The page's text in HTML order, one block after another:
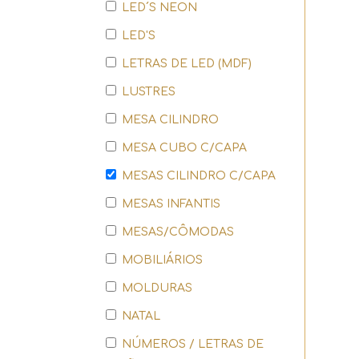
LED´S NEON
LED'S
LETRAS DE LED (MDF)
LUSTRES
MESA CILINDRO
MESA CUBO C/CAPA
MESAS CILINDRO C/CAPA
MESAS INFANTIS
MESAS/CÔMODAS
MOBILIÁRIOS
MOLDURAS
NATAL
NÚMEROS / LETRAS DE